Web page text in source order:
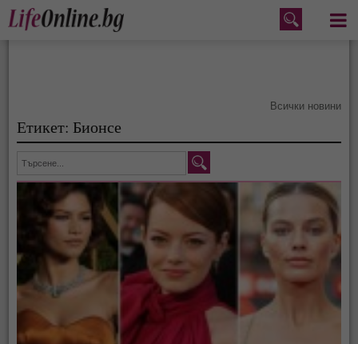
Меню
Всички новини
Етикет: Бионсе